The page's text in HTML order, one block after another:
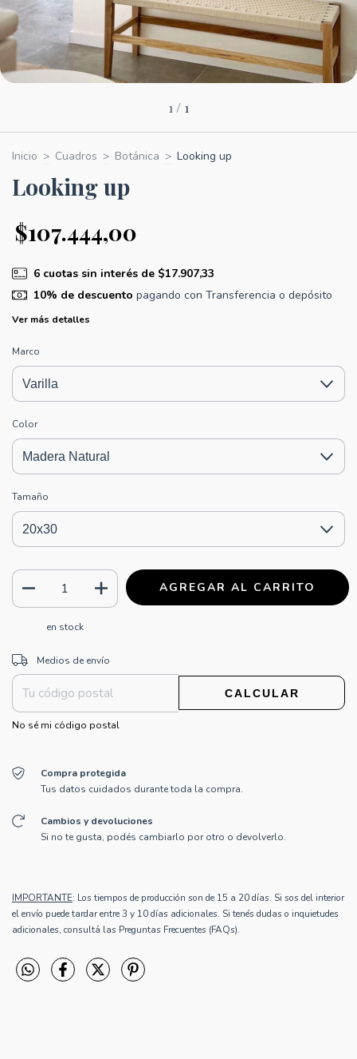
1 / 1
Inicio > Cuadros > Botánica > Looking up
Looking up
$107.444,00
6 cuotas sin interés de $17.907,33
10% de descuento pagando con Transferencia o depósito
Ver más detalles
Marco
Color
Tamaño
en stock
Entregas para el CP:
Medios de envío
CALCULAR
No sé mi código postal
Compra protegida
Tus datos cuidados durante toda la compra.
Cambios y devoluciones
Si no te gusta, podés cambiarlo por otro o devolverlo.
IMPORTANTE: Los tiempos de producción son de 15 a 20 días. Si sos del interior
el envío puede tardar entre 3 y 10 días adicionales. Si tenés dudas o inquietudes
adicionales, consultá las Preguntas Frecuentes (FAQs).